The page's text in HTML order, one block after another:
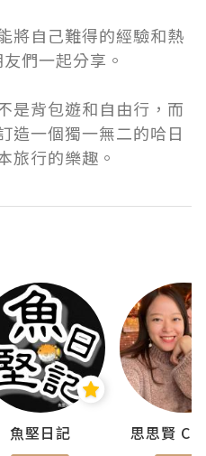
將自己難得的經驗和熱
們一起分享。
是背包遊和自由行，而
造一個獨一無二的哈日
旅行的樂趣。
魚堅日記